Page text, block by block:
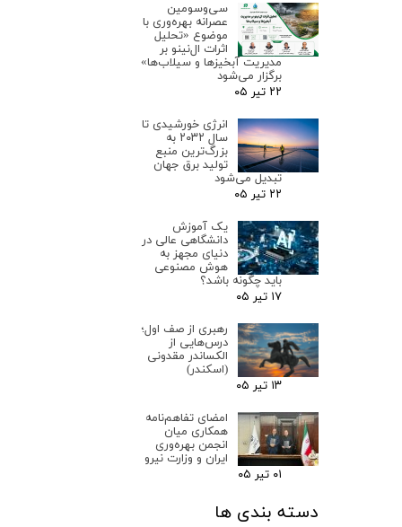
سی‌وسومین
عصرانه بهره‌وری با
موضوع «تحلیل
اثرات ال‌نینو بر
مدیریت آبخیزها و سیلاب‌ها»
برگزار می‌شود
۲۲ تیر ۰۵
انرژی خورشیدی تا
سال ۲۰۳۲ به
بزرگ‌ترین منبع
تولید برق جهان
تبدیل می‌شود
۲۲ تیر ۰۵
یک آموزش
دانشگاهی عالی در
دنیای مجهز به
هوش مصنوعی
باید چگونه باشد؟
۱۷ تیر ۰۵
رهبری از صف اول؛
درس‌هایی از
الکساندر مقدونی
(اسکندر)
۱۳ تیر ۰۵
امضای تفاهم‌نامه
همکاری میان
انجمن بهره‌وری
ایران و وزارت نیرو
۰۱ تیر ۰۵
دسته بندی ها